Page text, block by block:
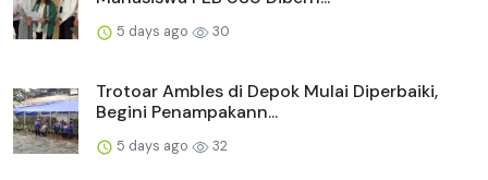
5 days ago 30
Trotoar Ambles di Depok Mulai Diperbaiki,
Begini Penampakann...
5 days ago 32